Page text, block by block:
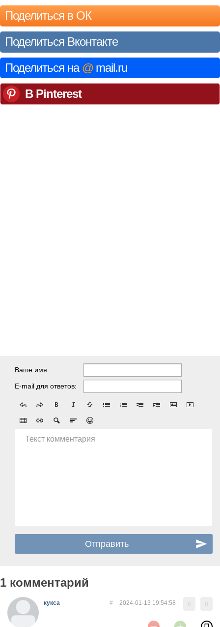
Поделиться в ОК
Поделиться Вконтакте
Поделиться на @ mail.ru
В Pinterest
Ваше имя:
E-mail для ответов:
Текст комментария
1 комментарий
кукса 2024-01-13 19:54:58
#